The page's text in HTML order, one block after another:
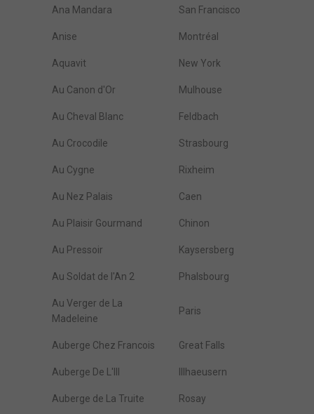
Ana Mandara San Francisco
Anise Montréal
Aquavit New York
Au Canon d'Or Mulhouse
Au Cheval Blanc Feldbach
Au Crocodile Strasbourg
Au Cygne Rixheim
Au Nez Palais Caen
Au Plaisir Gourmand Chinon
Au Pressoir Kaysersberg
Au Soldat de l'An 2 Phalsbourg
Au Verger de La
Madeleine
Paris
Auberge Chez Francois Great Falls
Auberge De L'Ill Illhaeusern
Auberge de La Truite Rosay